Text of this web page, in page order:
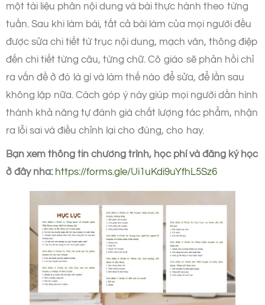
một tài liệu phân nội dung và bài thực hành theo từng
tuần. Sau khi làm bài, tất cả bài làm của mọi người đều
được sửa chi tiết từ trục nội dung, mạch văn, thông điệp
đến chi tiết từng câu, từng chữ. Cô giáo sẽ phản hồi chỉ
ra vấn đề ở đó là gì và làm thế nào để sửa, để lần sau
không lặp nữa. Cách góp ý này giúp mọi người dần hình
thành khả năng tự đánh giá chất lượng tác phẩm, nhận
ra lỗi sai và điều chỉnh lại cho đúng, cho hay.
Bạn xem thông tin chương trình, học phí và đăng ký học
ở đây nha: https://forms.gle/Ui1uKdi9uYfhL5Sz6